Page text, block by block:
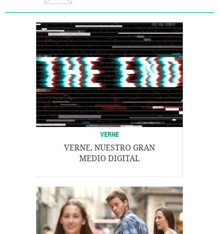
VERNE
VERNE, NUESTRO GRAN
MEDIO DIGITAL